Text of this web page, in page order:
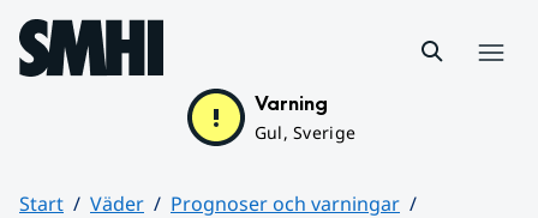
Hoppa till sidans innehåll
Varning
Gul, Sverige
Start Väder
Prognoser och varningar